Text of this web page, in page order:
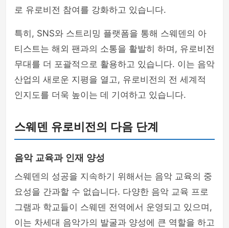
로 유로비전 참여를 강화하고 있습니다.
특히, SNS와 스트리밍 플랫폼을 통해 스웨덴의 아
티스트는 해외 팬과의 소통을 활발히 하며, 유로비전
무대를 더 포괄적으로 활용하고 있습니다. 이는 음악
산업의 새로운 지평을 열고, 유로비전의 전 세계적
인지도를 더욱 높이는 데 기여하고 있습니다.
스웨덴 유로비전의 다음 단계
음악 교육과 인재 양성
스웨덴의 성공을 지속하기 위해서는 음악 교육의 중
요성을 간과할 수 없습니다. 다양한 음악 교육 프로
그램과 학교들이 스웨덴 전역에서 운영되고 있으며,
이는 차세대 음악가의 발굴과 양성에 큰 역할을 하고